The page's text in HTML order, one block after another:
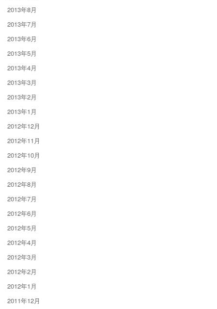
2013年8月
2013年7月
2013年6月
2013年5月
2013年4月
2013年3月
2013年2月
2013年1月
2012年12月
2012年11月
2012年10月
2012年9月
2012年8月
2012年7月
2012年6月
2012年5月
2012年4月
2012年3月
2012年2月
2012年1月
2011年12月